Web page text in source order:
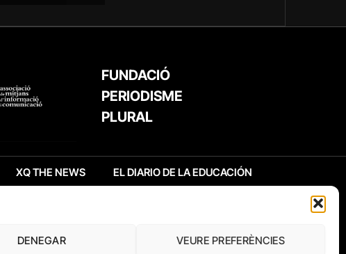
DENEGAR VEURE PREFERÈNCIES
FUNDACIÓ
PERIODISME
PLURAL
XQ THE NEWS EL DIARIO DE LA EDUCACIÓN